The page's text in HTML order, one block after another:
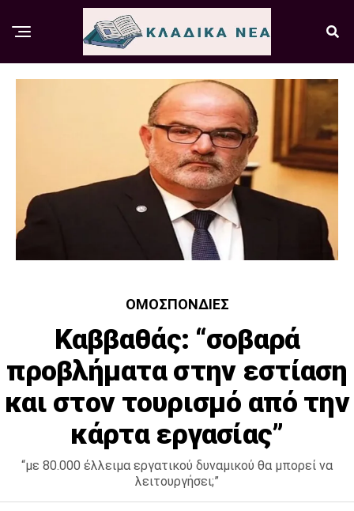
ΟΜΟΣΠΟΝΔΊΕΣ
Καββαθάς: “σοβαρά
προβλήματα στην εστίαση
και στον τουρισμό από την
κάρτα εργασίας”
“με 80.000 έλλειμα εργατικού δυναμικού θα μπορεί να
λειτουργήσει;”